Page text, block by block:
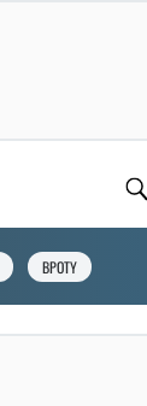
BPOTY